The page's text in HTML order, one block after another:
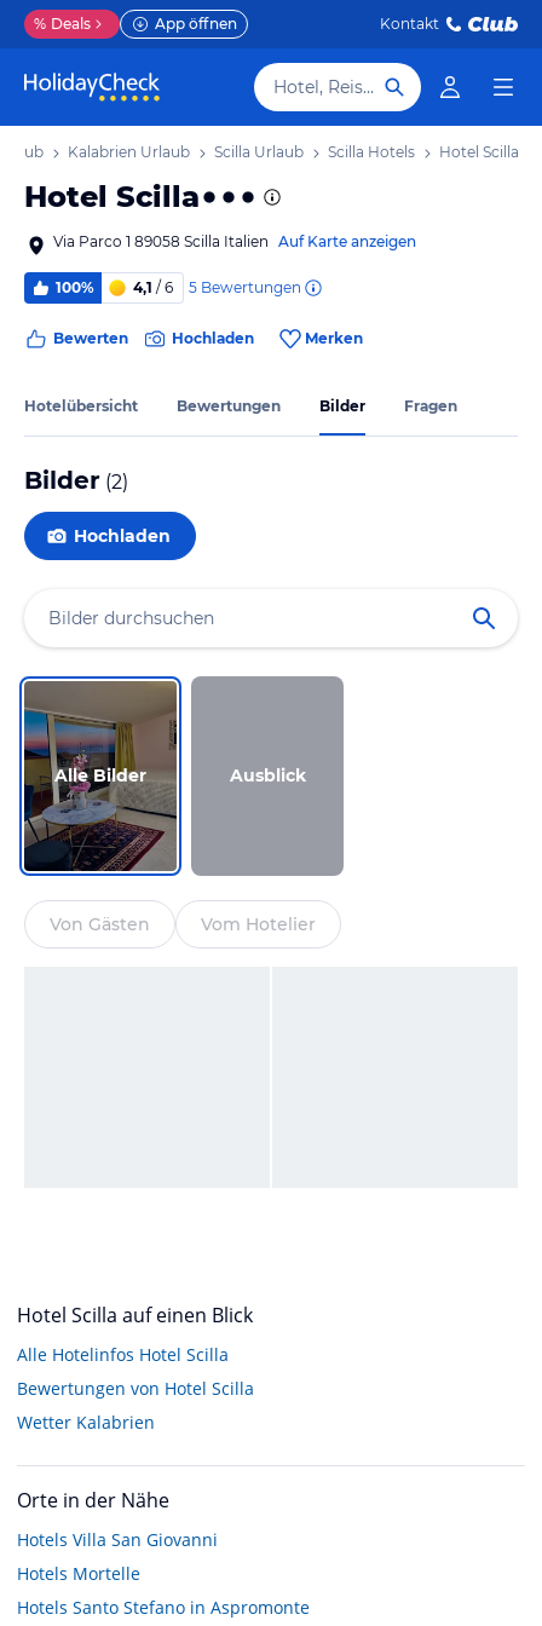
% Deals App öffnen Kontakt
Hotel, Reiseziel
Kalabrien Urlaub Scilla Urlaub Scilla Hotels Hotel Scilla
Hotel Scilla
Via Parco 1 89058 Scilla Italien Auf Karte anzeigen
100% 4,1 / 6 5 Bewertungen
Bewerten Hochladen Merken
Hotelübersicht Bewertungen Bilder Fragen
Bilder (2)
Hochladen
Alle Bilder Ausblick
Von Gästen Vom Hotelier
Hotel Scilla auf einen Blick
Alle Hotelinfos Hotel Scilla
Bewertungen von Hotel Scilla
Wetter Kalabrien
Orte in der Nähe
Hotels Villa San Giovanni
Hotels Mortelle
Hotels Santo Stefano in Aspromonte